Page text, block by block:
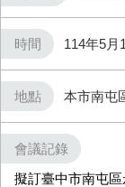
時間 114年5月
地點 本市南屯
會議記錄
擬訂臺中市南屯